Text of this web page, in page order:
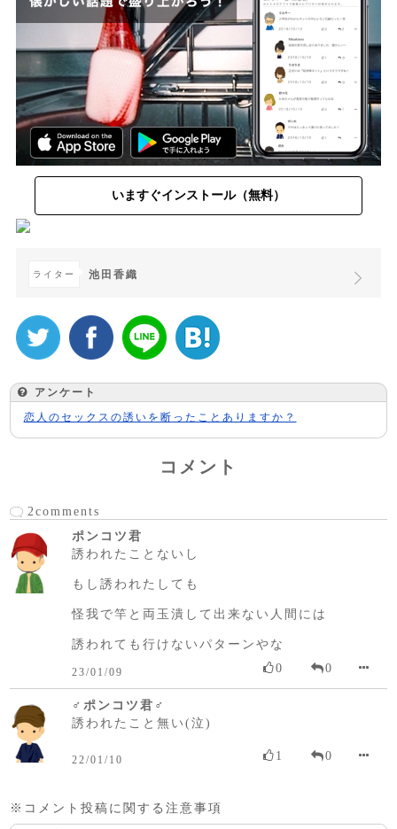
いますぐインストール（無料）
ライター 池田香織
アンケート
恋人のセックスの誘いを断ったことありますか？
コメント
2comments
ポンコツ君
誘われたことないし
もし誘われたしても
怪我で竿と両玉潰して出来ない人間には
誘われても行けないパターンやな
23/01/09 0 0
♂ポンコツ君♂
誘われたこと無い(泣)
22/01/10 1 0
※コメント投稿に関する注意事項